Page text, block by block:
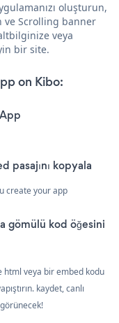
oluşturun,
Scrolling banner
veya
bir site.
on Kibo:
pasajını kopyala
create your app
gömülü kod öğesini
html veya bir embed kodu
kaydet, canlı